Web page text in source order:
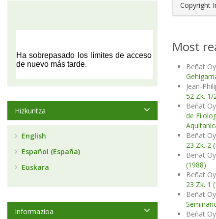
Copyright
Most
Beñat
Jean-
52 Zk. 1/
Beñat
de
Beñat
23 Zk. 2
Beñat
(1988)
Beñat
23 Zk. 1
Beñat
Beñat
Hizkuntza
English
Español (España)
Euskara
Informazioa